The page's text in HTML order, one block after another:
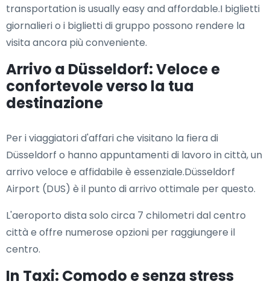
transportation is usually easy and affordable.I biglietti
giornalieri o i biglietti di gruppo possono rendere la
visita ancora più conveniente.
Arrivo a Düsseldorf: Veloce e
confortevole verso la tua
destinazione
Per i viaggiatori d'affari che visitano la fiera di
Düsseldorf o hanno appuntamenti di lavoro in città, un
arrivo veloce e affidabile è essenziale.Düsseldorf
Airport (DUS) è il punto di arrivo ottimale per questo.
L'aeroporto dista solo circa 7 chilometri dal centro
città e offre numerose opzioni per raggiungere il
centro.
In Taxi: Comodo e senza stress